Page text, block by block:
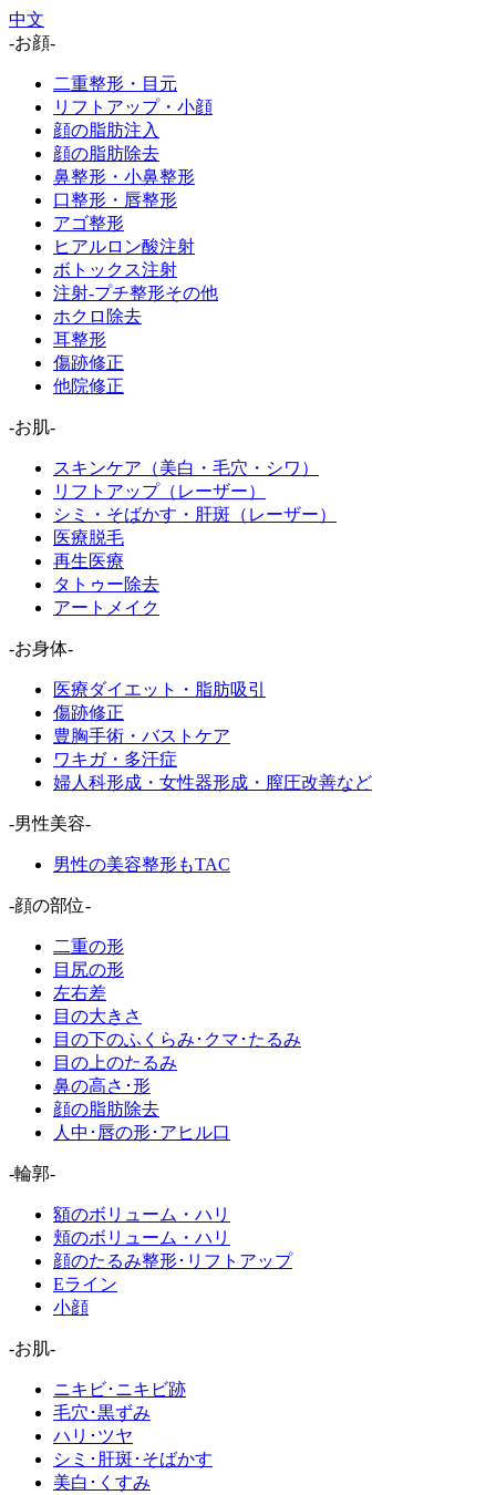
中文
-お顔-
二重整形・目元
リフトアップ・小顔
顔の脂肪注入
顔の脂肪除去
鼻整形・小鼻整形
口整形・唇整形
アゴ整形
ヒアルロン酸注射
ボトックス注射
注射-プチ整形その他
ホクロ除去
耳整形
傷跡修正
他院修正
-お肌-
スキンケア（美白・毛穴・シワ）
リフトアップ（レーザー）
シミ・そばかす・肝斑（レーザー）
医療脱毛
再生医療
タトゥー除去
アートメイク
-お身体-
医療ダイエット・脂肪吸引
傷跡修正
豊胸手術・バストケア
ワキガ・多汗症
婦人科形成・女性器形成・膣圧改善など
-男性美容-
男性の美容整形もTAC
-顔の部位-
二重の形
目尻の形
左右差
目の大きさ
目の下のふくらみ･クマ･たるみ
目の上のたるみ
鼻の高さ･形
顔の脂肪除去
人中･唇の形･アヒル口
-輪郭-
額のボリューム・ハリ
頬のボリューム・ハリ
顔のたるみ整形･リフトアップ
Eライン
小顔
-お肌-
ニキビ･ニキビ跡
毛穴･黒ずみ
ハリ･ツヤ
シミ･肝斑･そばかす
美白･くすみ